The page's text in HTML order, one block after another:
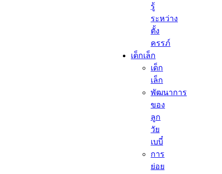
รู้
ระหว่าง
ตั้ง
ครรภ์
เด็กเล็ก​
เด็ก
เล็ก​
พัฒนาการ
ของ
ลูก
วัย
เบบี๋
การ
ย่อย